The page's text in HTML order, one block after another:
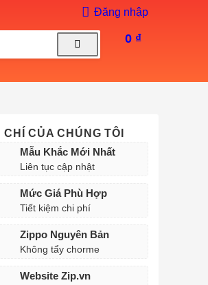
Đăng nhập
0 ₫
CỦA CHÚNG TÔI
Mẫu Khắc Mới Nhất
Liên tục cập nhật
Mức Giá Phù Hợp
Tiết kiệm chi phí
Zippo Nguyên Bản
Không tẩy chorme
Website Zip.vn